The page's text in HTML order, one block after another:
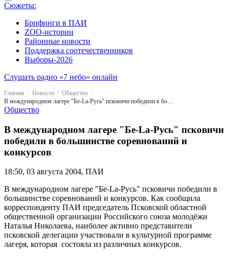
Сюжеты:
Брифинги в ПАИ
ZOO-истории
Районные новости
Поддержка соотечественников
Выборы-2026
Слушать радио «7 небо» онлайн
Главная Новости
Общество
В международном лагере "Бе-La-Русь" псковичи победили в большинстве соревнований и конкурсов
Общество
В международном лагере "Бе-La-Русь" псковичи
победили в большинстве соревнований и
конкурсов
18:50, 03 августа 2004, ПАИ
В международном лагере "Бе-La-Русь" псковичи победили в
большинстве соревнований и конкурсов. Как сообщила
корреспонденту ПАИ председатель Псковской областной
общественной организации Российского союза молодёжи
Наталья Николаева, наиболее активно представители
псковской делегации участвовали в культурной программе
лагеря, которая состояла из различных конкурсов.